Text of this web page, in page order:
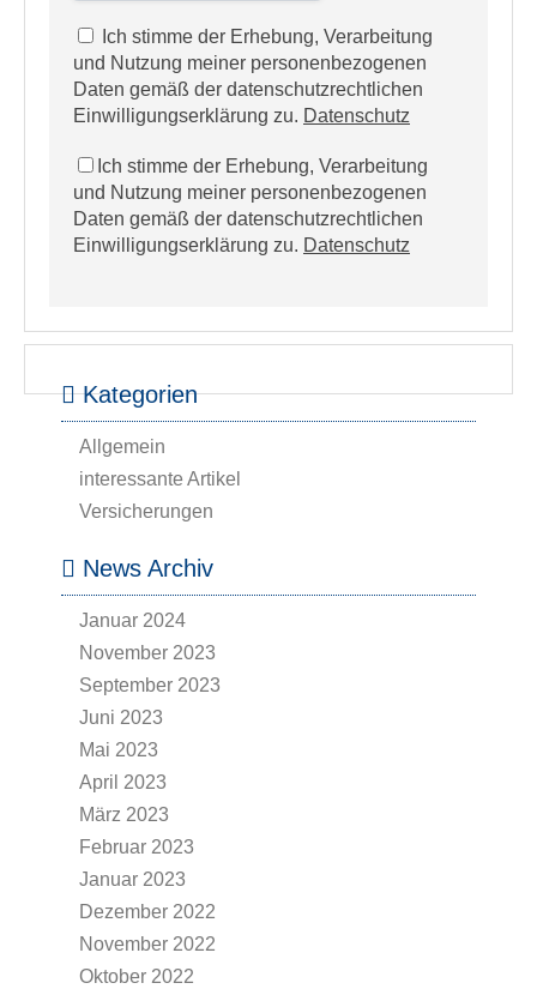
Ich stimme der Erhebung, Verarbeitung
und Nutzung meiner personenbezogenen
Daten gemäß der datenschutzrechtlichen
Einwilligungserklärung zu. Datenschutz
Ich stimme der Erhebung, Verarbeitung
und Nutzung meiner personenbezogenen
Daten gemäß der datenschutzrechtlichen
Einwilligungserklärung zu. Datenschutz
Kategorien
Allgemein
interessante Artikel
Versicherungen
News Archiv
Januar 2024
November 2023
September 2023
Juni 2023
Mai 2023
April 2023
März 2023
Februar 2023
Januar 2023
Dezember 2022
November 2022
Oktober 2022